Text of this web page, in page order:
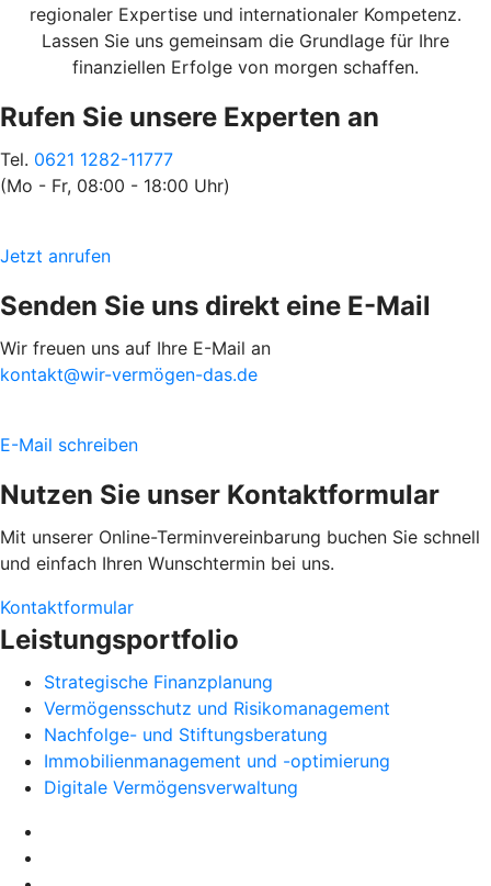
regionaler Expertise und internationaler Kompetenz.
Lassen Sie uns gemeinsam die Grundlage für Ihre
finanziellen Erfolge von morgen schaffen.
Rufen Sie unsere Experten an
Tel. 0621 1282-11777
(Mo - Fr, 08:00 - 18:00 Uhr)
Jetzt anrufen
Senden Sie uns direkt eine E-Mail
Wir freuen uns auf Ihre E-Mail an
kontakt@wir-vermögen-das.de
E-Mail schreiben
Nutzen Sie unser Kontaktformular
Mit unserer Online-Terminvereinbarung buchen Sie schnell
und einfach Ihren Wunschtermin bei uns.
Kontaktformular
Leistungsportfolio
Strategische Finanzplanung
Vermögensschutz und Risikomanagement
Nachfolge- und Stiftungsberatung
Immobilienmanagement und -optimierung
Digitale Vermögensverwaltung